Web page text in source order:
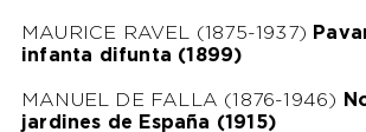
MAURICE RAVEL (1875-1937)
infanta difunta (1899)
MANUEL DE FALLA (1876-1946)
jardines de España (1915)